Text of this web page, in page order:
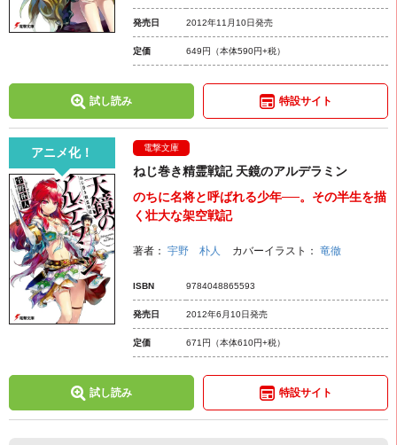
発売日 2012年11月10日発売
定価 649円 （本体590円+税）
試し読み 特設サイト
アニメ化！ 電撃文庫
ねじ巻き精霊戦記 天鏡のアルデラミン
のちに名将と呼ばれる少年──。その半生を描
く壮大な架空戦記
著者： 宇野 朴人 カバーイラスト： 竜徹
ISBN 9784048865593
発売日 2012年6月10日発売
定価 671円 （本体610円+税）
試し読み 特設サイト